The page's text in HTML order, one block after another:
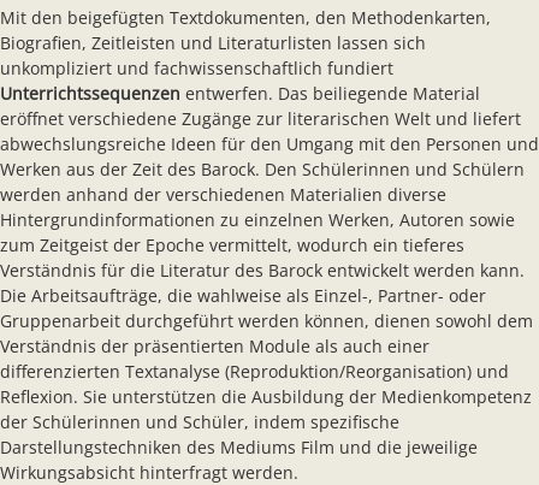
Mit den beigefügten Textdokumenten, den Methodenkarten,
Biografien, Zeitleisten und Literaturlisten lassen sich
unkompliziert und fachwissenschaftlich fundiert
Unterrichtssequenzen entwerfen. Das beiliegende Material
eröffnet verschiedene Zugänge zur literarischen Welt und liefert
abwechslungsreiche Ideen für den Umgang mit den Personen und
Werken aus der Zeit des Barock. Den Schülerinnen und Schülern
werden anhand der verschiedenen Materialien diverse
Hintergrundinformationen zu einzelnen Werken, Autoren sowie
zum Zeitgeist der Epoche vermittelt, wodurch ein tieferes
Verständnis für die Literatur des Barock entwickelt werden kann.
Die Arbeitsaufträge, die wahlweise als Einzel-, Partner- oder
Gruppenarbeit durchgeführt werden können, dienen sowohl dem
Verständnis der präsentierten Module als auch einer
differenzierten Textanalyse (Reproduktion/Reorganisation) und
Reflexion. Sie unterstützen die Ausbildung der Medienkompetenz
der Schülerinnen und Schüler, indem spezifische
Darstellungstechniken des Mediums Film und die jeweilige
Wirkungsabsicht hinterfragt werden.